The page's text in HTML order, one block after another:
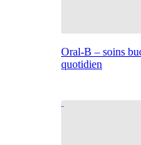
Oral-B – soins
quotidien